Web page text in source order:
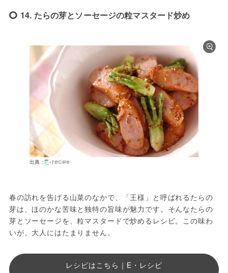
14. たらの芽とソーセージの粒マスタード炒め
出典：
春の訪れを告げる山菜のなかで、「王様」と呼ばれるたらの
芽は、ほのかな苦味と独特の旨味が魅力です。そんなたらの
芽とソーセージを、粒マスタードで炒めるレシピ。この味わ
いが、大人にはたまりません。
レシピはこちら｜E・レシピ